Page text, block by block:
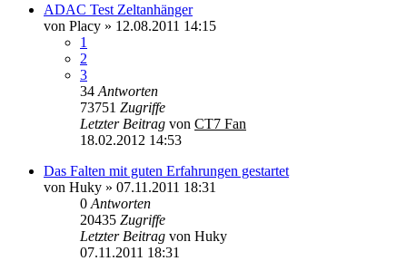
ADAC Test Zeltanhänger
von Placy » 12.08.2011 14:15
1
2
3
34 Antworten
73751 Zugriffe
Letzter Beitrag von CT7 Fan
18.02.2012 14:53
Das Falten mit guten Erfahrungen gestartet
von Huky » 07.11.2011 18:31
0 Antworten
20435 Zugriffe
Letzter Beitrag von Huky
07.11.2011 18:31